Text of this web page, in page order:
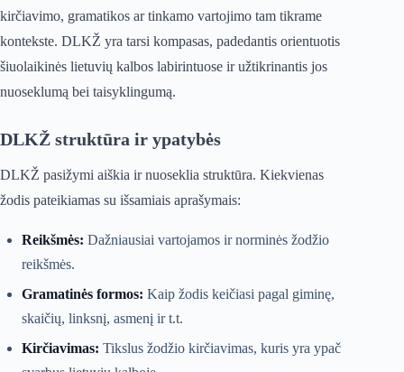
kirčiavimo, gramatikos ar tinkamo vartojimo tam tikrame
kontekste. DLKŽ yra tarsi kompasas, padedantis orientuotis
šiuolaikinės lietuvių kalbos labirintuose ir užtikrinantis jos
nuoseklumą bei taisyklingumą.
DLKŽ struktūra ir ypatybės
DLKŽ pasižymi aiškia ir nuoseklia struktūra. Kiekvienas
žodis pateikiamas su išsamiais aprašymais:
Reikšmės: Dažniausiai vartojamos ir norminės žodžio
reikšmės.
Gramatinės formos: Kaip žodis keičiasi pagal giminę,
skaičių, linksnį, asmenį ir t.t.
Kirčiavimas: Tikslus žodžio kirčiavimas, kuris yra ypač